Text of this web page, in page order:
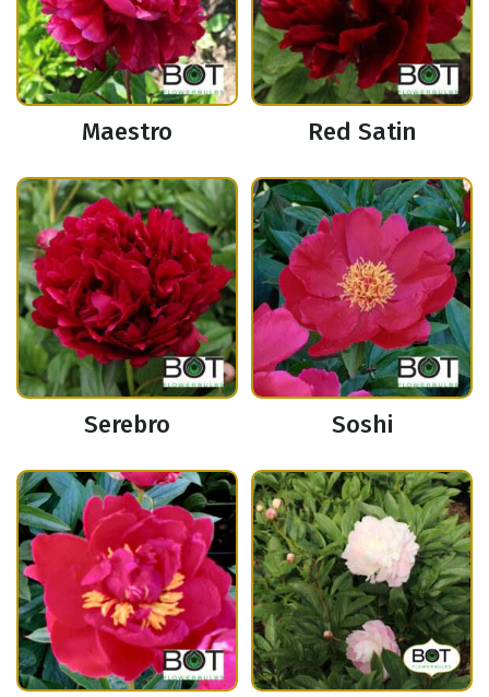
Maestro Red Satin
Serebro Soshi